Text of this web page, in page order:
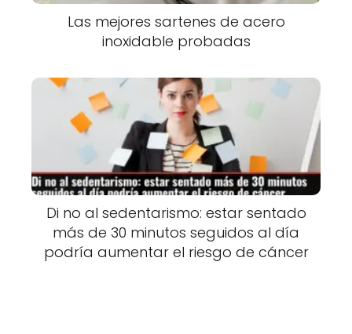
Las mejores sartenes de acero
inoxidable probadas
Di no al sedentarismo: estar sentado
más de 30 minutos seguidos al día
podría aumentar el riesgo de cáncer